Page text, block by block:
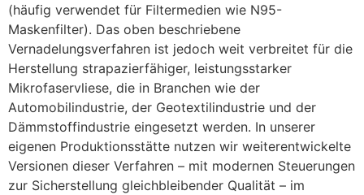
(häufig verwendet für Filtermedien wie N95-
Maskenfilter). Das oben beschriebene
Vernadelungsverfahren ist jedoch weit verbreitet für die
Herstellung strapazierfähiger, leistungsstarker
Mikrofaservliese, die in Branchen wie der
Automobilindustrie, der Geotextilindustrie und der
Dämmstoffindustrie eingesetzt werden. In unserer
eigenen Produktionsstätte nutzen wir weiterentwickelte
Versionen dieser Verfahren – mit modernen Steuerungen
zur Sicherstellung gleichbleibender Qualität – im